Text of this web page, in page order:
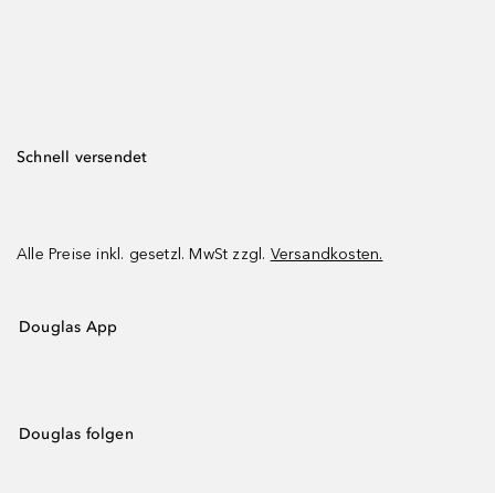
Schnell versendet
Alle Preise inkl. gesetzl. MwSt zzgl. Versandkosten.
Douglas App
Douglas folgen